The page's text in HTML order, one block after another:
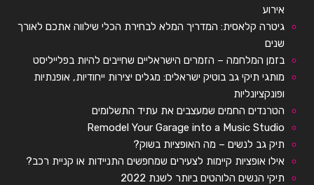
אירוע
גיטרה קלאסית: המדריך המלא לבחירת הכלי שילווה אתכם לאורך
שנים
בזמן המלחמה – הזמרים הישראליים שחייבים להיות בפלייליסט
מותגי תיקי גב בוטיק ישראלים: מגלים יצירות ייחודיות, אופנתיות
ופונקציונליות
הטרנדים החמים שמעצבים את עתיד התשלומים
Remodel Your Garage into a Music Studio
תיק גב לנשים – מה האופציות בשוק?
אילו אופציות קיימות לצעירים שמחפשים התניידות או קניית רכב?
תיקי הנשים הלוהטים ביותר לשנת 2022